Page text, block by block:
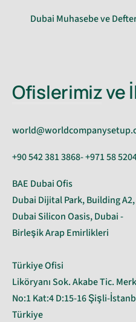
Dubai Muhasebe ve
Ofislerimiz ve
+90 542 381 3868- +971 58
BAE Dubai Ofis
Dubai Dijital Park, Building A2,
Dubai Silicon Oasis, Dubai -
Birleşik Arap Emirlikleri
Türkiye Ofisi
Liköryanı Sok. Akabe Tic.
No:1 Kat:4 D:15-16 Şişli-
Türkiye